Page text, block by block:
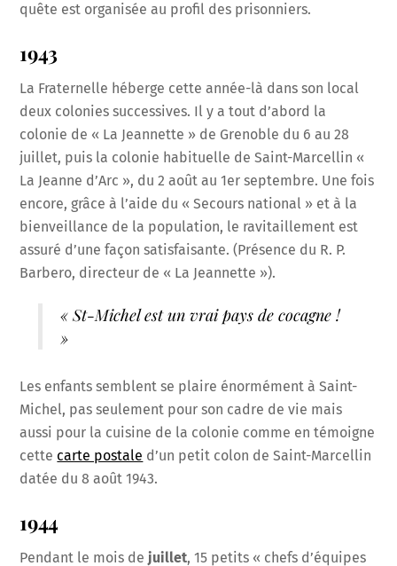
quête est organisée au profil des prisonniers.
1943
La Fraternelle héberge cette année-là dans son local
deux colonies successives. Il y a tout d’abord la
colonie de « La Jeannette » de Grenoble du 6 au 28
juillet, puis la colonie habituelle de Saint-Marcellin «
La Jeanne d’Arc », du 2 août au 1er septembre. Une fois
encore, grâce à l’aide du « Secours national » et à la
bienveillance de la population, le ravitaillement est
assuré d’une façon satisfaisante. (Présence du R. P.
Barbero, directeur de « La Jeannette »).
« St-Michel est un vrai pays de cocagne !
»
Les enfants semblent se plaire énormément à Saint-
Michel, pas seulement pour son cadre de vie mais
aussi pour la cuisine de la colonie comme en témoigne
cette carte postale d’un petit colon de Saint-Marcellin
datée du 8 août 1943.
1944
Pendant le mois dejuillet, 15 petits « chefs d’équipes